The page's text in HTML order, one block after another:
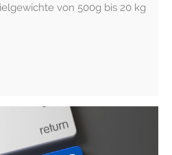
von 500g bis 20 kg